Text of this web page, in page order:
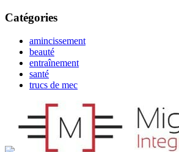
Catégories
amincissement
beauté
entraînement
santé
trucs de mec